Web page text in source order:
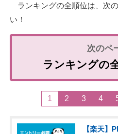
ランキングの全順位は、次
い！
ランキングの
1 2 3 4
【楽天】